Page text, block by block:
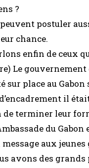
?
postuler
chance.
enfin de ceux
Le
sur place au
il
terminer leur
du Gabon
message aux
avons des